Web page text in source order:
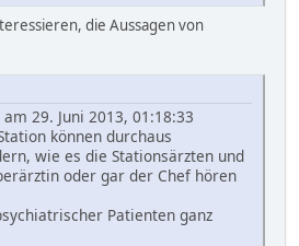
die Aussagen von
29. Juni 2013, 01:18:33
können durchaus
wie es die Stationsärzten und
oder gar der Chef hören
Patienten ganz